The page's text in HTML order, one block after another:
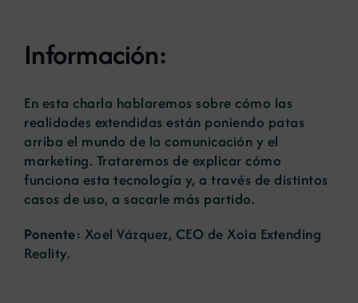
Contacto
Información:
En esta charla hablaremos sobre cómo las
realidades extendidas están poniendo patas
arriba el mundo de la comunicación y el
marketing. Trataremos de explicar cómo
funciona esta tecnología y, a través de distintos
casos de uso, a sacarle más partido.
Ponente: Xoel Vázquez, CEO de Xoia Extending
Reality.